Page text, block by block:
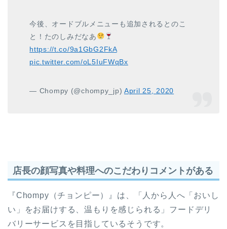
今後、オードブルメニューも追加されるとのこ
と！たのしみだなあ
https://t.co/9a1GbG2FkA
pic.twitter.com/oL5IuFWqBx
— Chompy (@chompy_jp)April 25, 2020
店長の顔写真や料理へのこだわりコメントがある
『Chompy（チョンピー）』は、「人から人へ「おいし
い」をお届けする、温もりを感じられる」フードデリ
バリーサービスを目指しているそうです。